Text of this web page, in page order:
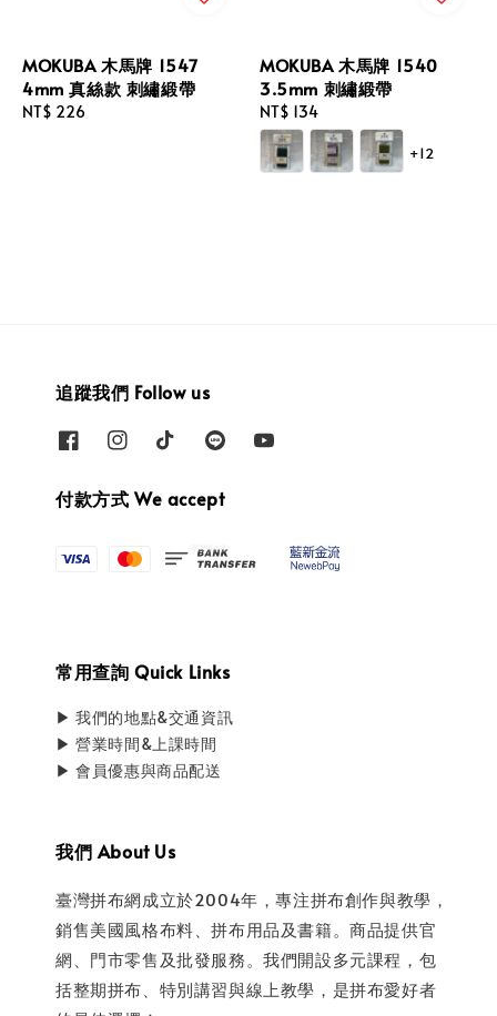
MOKUBA 木馬牌 1547
4mm 真絲款 刺繡緞帶
Regular
NT$ 226
MOKUBA 木馬牌 1540
3.5mm 刺繡緞帶
Regular
price
NT$ 134
+12
追蹤我們 Follow us
付款方式 We accept
常用查詢 Quick Links
▶ 我們的地點&交通資訊
▶ 營業時間&上課時間
▶ 會員優惠與商品配送
我們 About Us
臺灣拼布網成立於2004年，專注拼布創作與教學，
銷售美國風格布料、拼布用品及書籍。商品提供官
網、門市零售及批發服務。我們開設多元課程，包
括整期拼布、特別講習與線上教學，是拼布愛好者